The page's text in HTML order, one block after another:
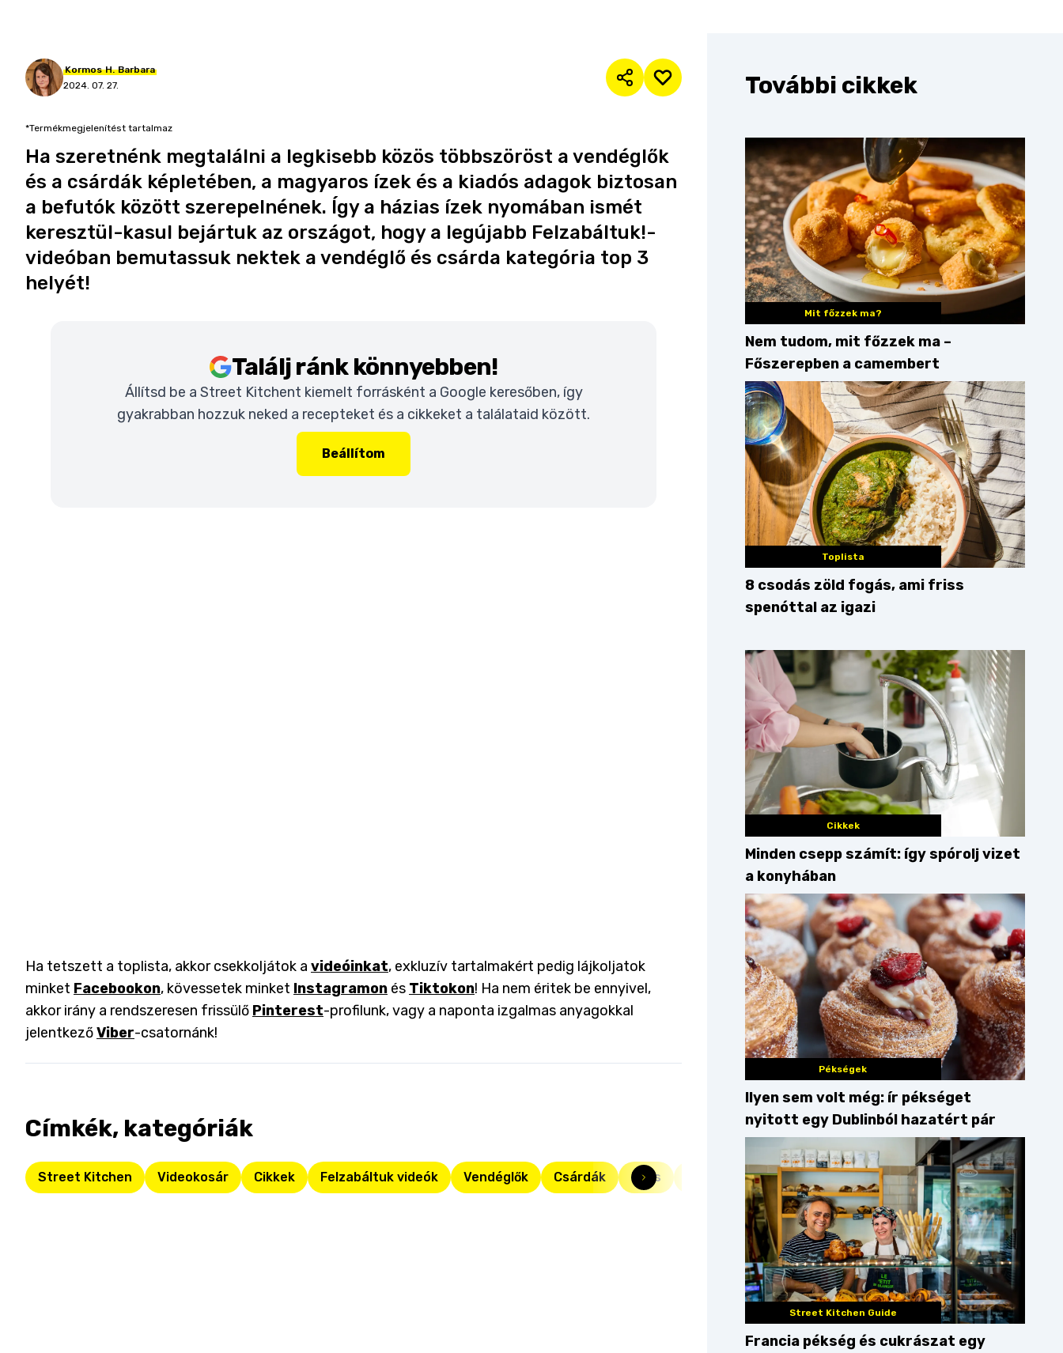
Kormos H. Barbara
2024. 07. 27.
*Termékmegjelenítést tartalmaz
Ha szeretnénk megtalálni a legkisebb közös többszöröst a vendéglők
és a csárdák képletében, a magyaros ízek és a kiadós adagok biztosan
a befutók között szerepelnének. Így a házias ízek nyomában ismét
keresztül-kasul bejártuk az országot, hogy a legújabb Felzabáltuk!-
videóban bemutassuk nektek a vendéglő és csárda kategória top 3
helyét!
Találj ránk könnyebben!
Állítsd be a Street Kitchent kiemelt forrásként a Google keresőben, így
gyakrabban hozzuk neked a recepteket és a cikkeket a találataid között.
Beállítom
Ha tetszett a toplista, akkor csekkoljátok a videóinkat, exkluzív tartalmakért pedig lájkoljatok
minket Facebookon, kövessetek minket Instagramon és Tiktokon! Ha nem éritek be ennyivel,
akkor irány a rendszeresen frissülő Pinterest-profilunk, vagy a naponta izgalmas anyagokkal
jelentkezőViber-csatornánk!
Címkék, kategóriák
Street Kitchen Videokosár Cikkek Felzabáltuk videók Vendéglők Csárdák Friss Street Kitchen Guide felzabáltuk
További cikkek
Mit főzzek ma?
Nem tudom, mit főzzek ma –
Főszerepben a camembert
Toplista
8 csodás zöld fogás, ami friss
spenóttal az igazi
Cikkek
Minden csepp számít: így spórolj vizet
a konyhában
Pékségek
Ilyen sem volt még: ír pékséget
nyitott egy Dublinból hazatért pár
Street Kitchen Guide
Francia pékség és cukrászat egy